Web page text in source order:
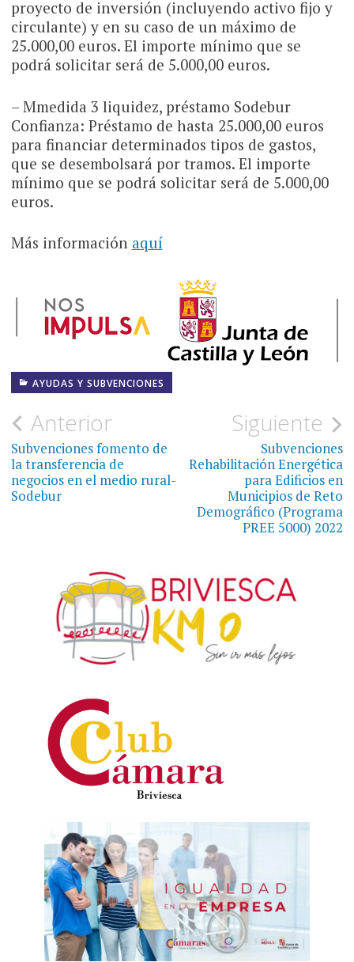
proyecto de inversión (incluyendo activo fijo y
circulante) y en su caso de un máximo de
25.000,00 euros. El importe mínimo que se
podrá solicitar será de 5.000,00 euros.
– Mmedida 3 liquidez, préstamo Sodebur
Confianza: Préstamo de hasta 25.000,00 euros
para financiar determinados tipos de gastos,
que se desembolsará por tramos. El importe
mínimo que se podrá solicitar será de 5.000,00
euros.
Más información aquí
AYUDAS Y SUBVENCIONES
Navegación
de
entradas
Anterior
Subvenciones fomento de
la transferencia de
negocios en el medio rural-
Sodebur
Siguiente
Subvenciones
Rehabilitación Energética
para Edificios en
Municipios de Reto
Demográfico (Programa
PREE 5000) 2022